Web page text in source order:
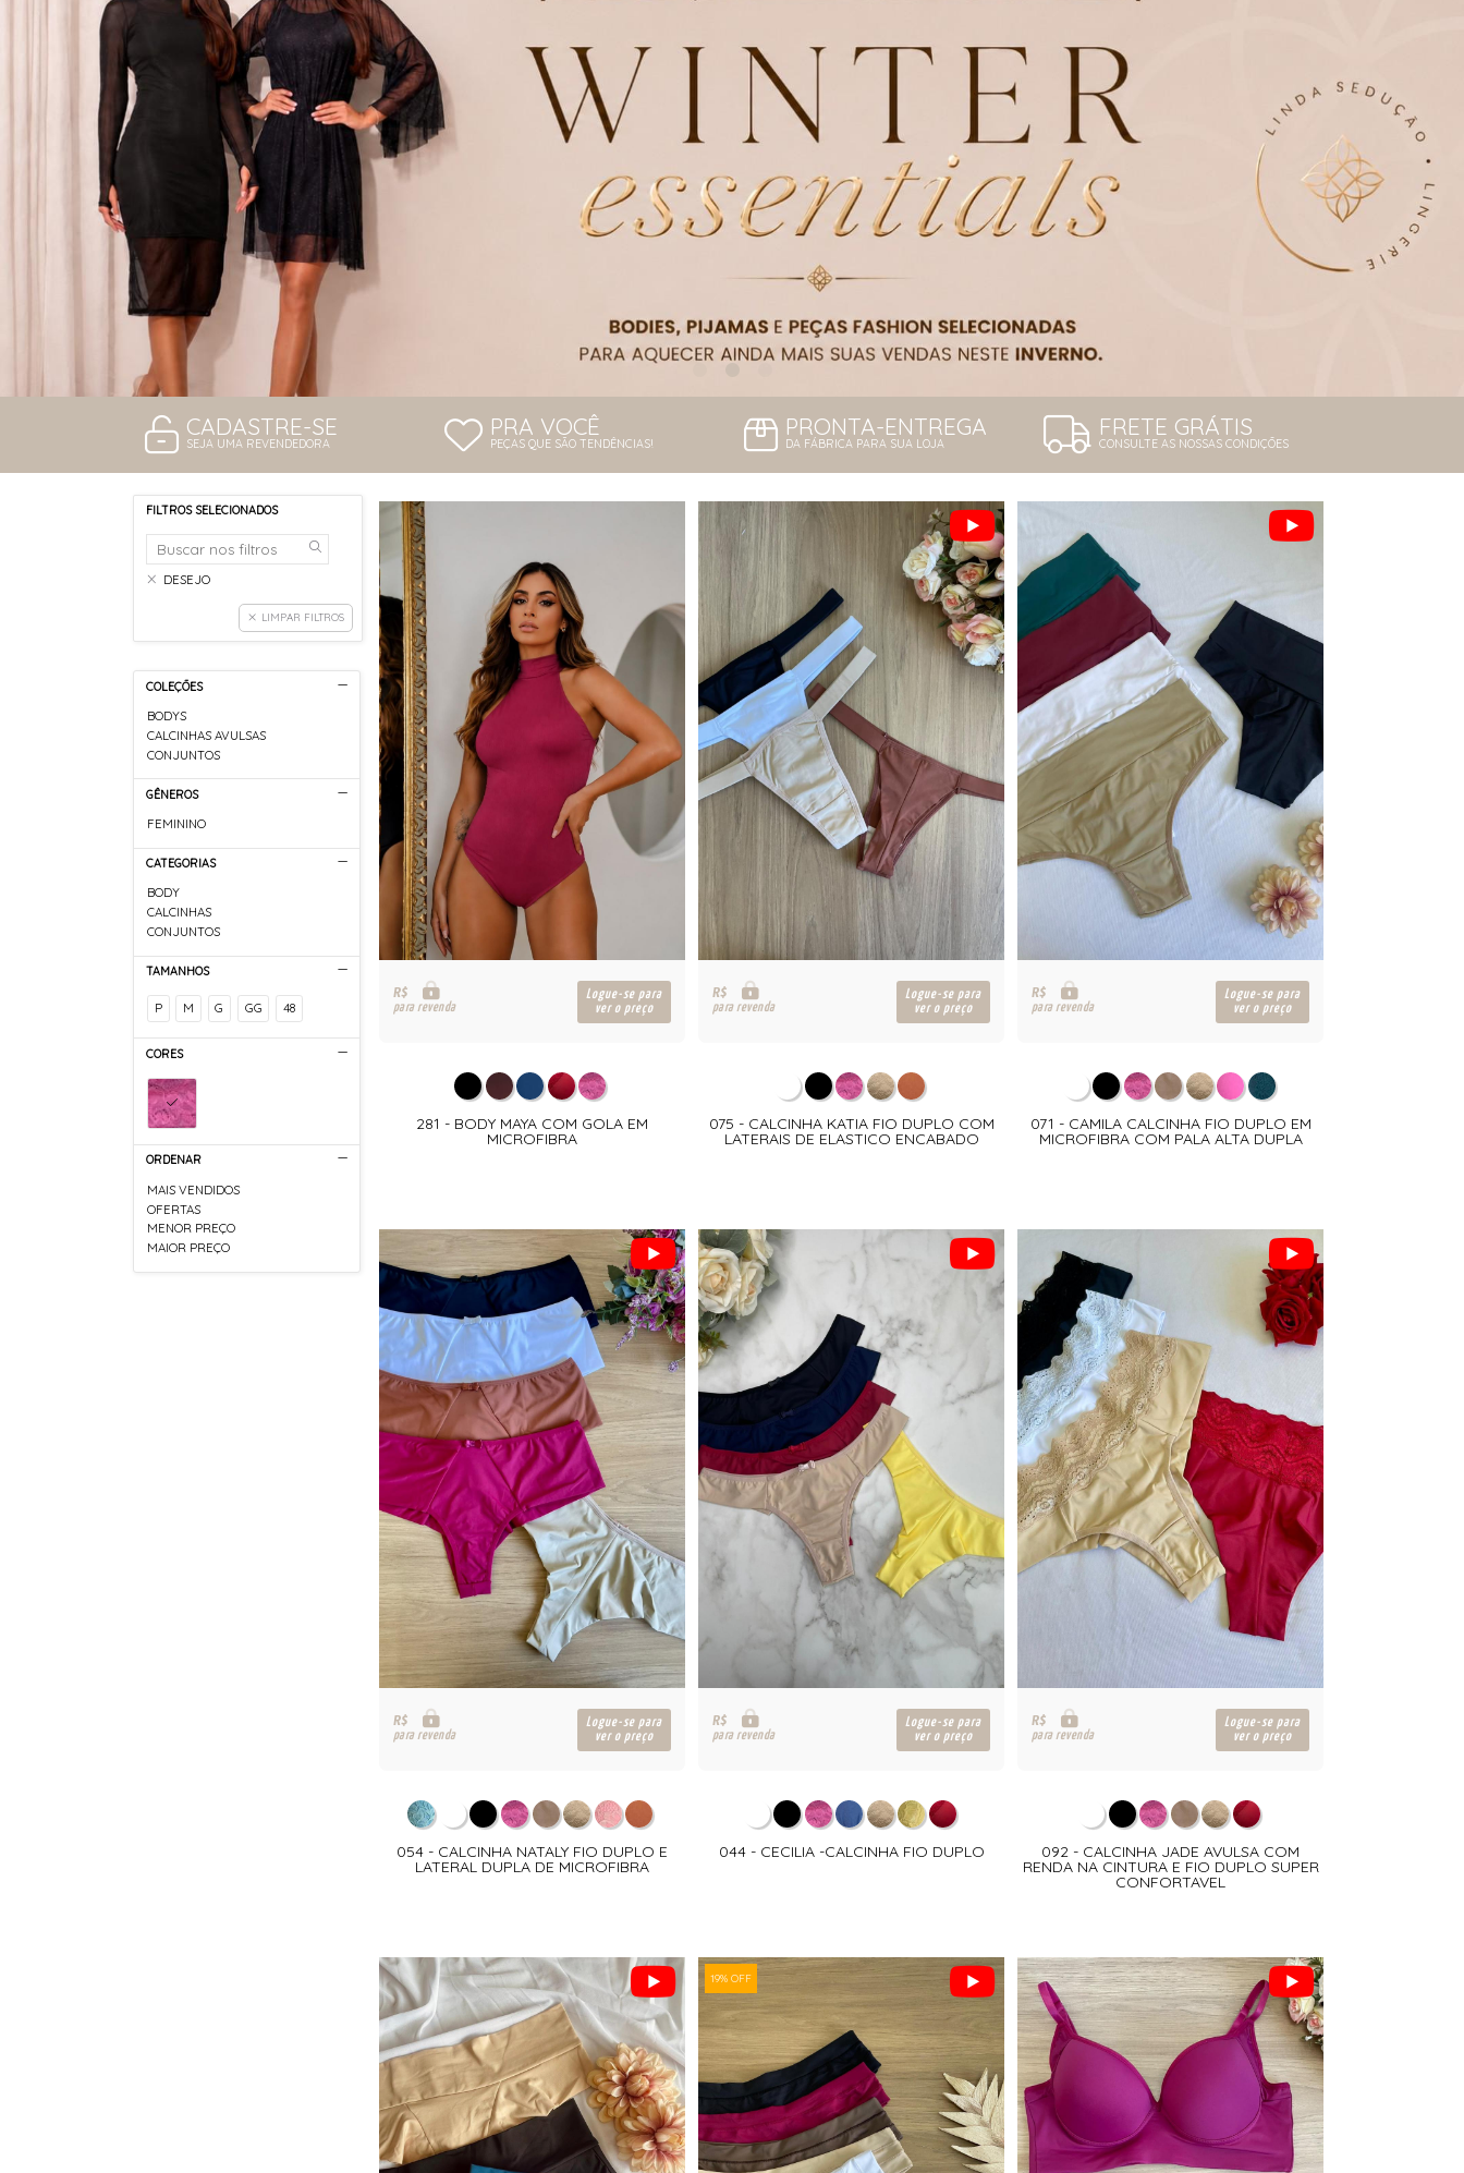
VESTIDOS
CADASTRE-SE
SEJA UMA REVENDEDORA
PRA VOCÊ
PEÇAS QUE SÃO TENDÊNCIAS!
PRONTA-ENTREGA
DA FÁBRICA PARA SUA LOJA
FRETE GRÁTIS
CONSULTE AS NOSSAS CONDIÇÕES
FILTROS SELECIONADOS
DESEJO
LIMPAR FILTROS
COLEÇÕES
BODYS
CALCINHAS AVULSAS
CONJUNTOS
GÊNEROS
FEMININO
CATEGORIAS
BODY
CALCINHAS
CONJUNTOS
TAMANHOS
P M G GG 48
CORES
ORDENAR
MAIS VENDIDOS
OFERTAS
MENOR PREÇO
MAIOR PREÇO
R$
para revenda
Logue-se para
ver o preço
281 - BODY MAYA COM GOLA EM
MICROFIBRA
R$
para revenda
Logue-se para
ver o preço
075 - CALCINHA KATIA FIO DUPLO COM
LATERAIS DE ELASTICO ENCABADO
R$
para revenda
Logue-se para
ver o preço
071 - CAMILA CALCINHA FIO DUPLO EM
MICROFIBRA COM PALA ALTA DUPLA
R$
para revenda
Logue-se para
ver o preço
054 - CALCINHA NATALY FIO DUPLO E
LATERAL DUPLA DE MICROFIBRA
R$
para revenda
Logue-se para
ver o preço
044 - CECILIA -CALCINHA FIO DUPLO
R$
para revenda
Logue-se para
ver o preço
092 - CALCINHA JADE AVULSA COM
RENDA NA CINTURA E FIO DUPLO SUPER
CONFORTAVEL
19% OFF